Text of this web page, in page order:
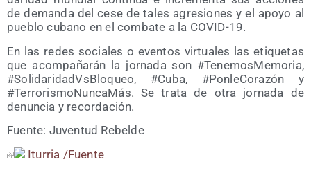
de deman­da del cese de tales agre­sio­nes y el apo­yo al
pue­blo cubano en el com­ba­te a la COVID-19.
En las redes socia­les o even­tos vir­tua­les las eti­que­tas
que acom­pa­ña­rán la jor­na­da son #Tene­mos­Me­mo­ria,
#Soli­da­ri­dadVs­Blo­queo, #Cuba, #Pon­le­Co­ra­zón y
#Terro­ris­mo­Nun­ca­Más. Se tra­ta de otra jor­na­da de
denun­cia y recordación.
Fuen­te: Juven­tud Rebelde
Itu­rria /​Fuen­te